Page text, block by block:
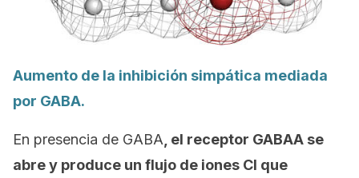
Aumento de la inhibición simpática mediada
por GABA.
En presencia de GABA, el receptor GABAA se
abre y produce un flujo de iones Cl que